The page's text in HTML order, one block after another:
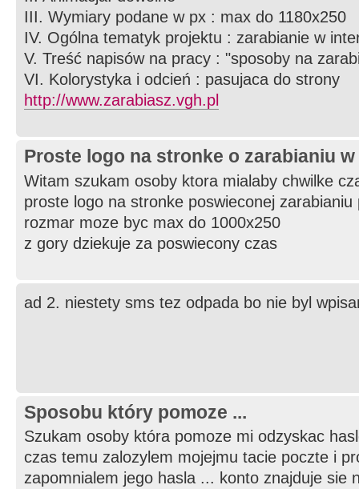
III. Wymiary podane w px : max do 1180x250
IV. Ogólna tematyk projektu : zarabianie w
V. Treść napisów na pracy : "sposoby na
VI. Kolorystyka i odcień : pasujaca do strony
http://www.zarabiasz.vgh.pl
Proste logo na stronke o zarabianiu
Witam szukam osoby ktora mialaby chwilke
proste logo na stronke poswieconej
rozmar moze byc max do 1000x250
z gory dziekuje za poswiecony czas
ad 2. niestety sms tez odpada bo nie byl
Sposobu który pomoze ...
Szukam osoby która pomoze mi odzyskac
czas temu zalozylem mojejmu tacie poczte i
zapomnialem jego hasla ... konto znajduje sie